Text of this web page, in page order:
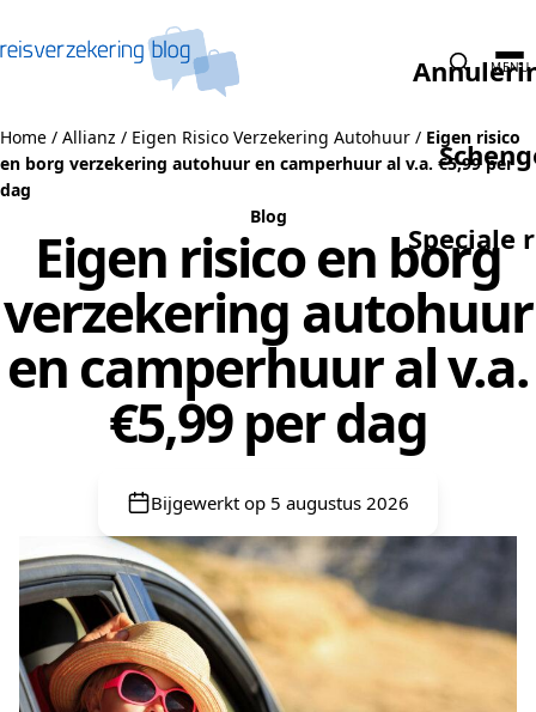
Speciale
MENU
Home / Allianz / Eigen Risico Verzekering Autohuur / Eigen risico
en borg verzekering autohuur en camperhuur al v.a. €5,99 per
dag
Blog
Eigen risico en borg
verzekering autohuur
en camperhuur al v.a.
€5,99 per dag
Bijgewerkt op 5 augustus 2026